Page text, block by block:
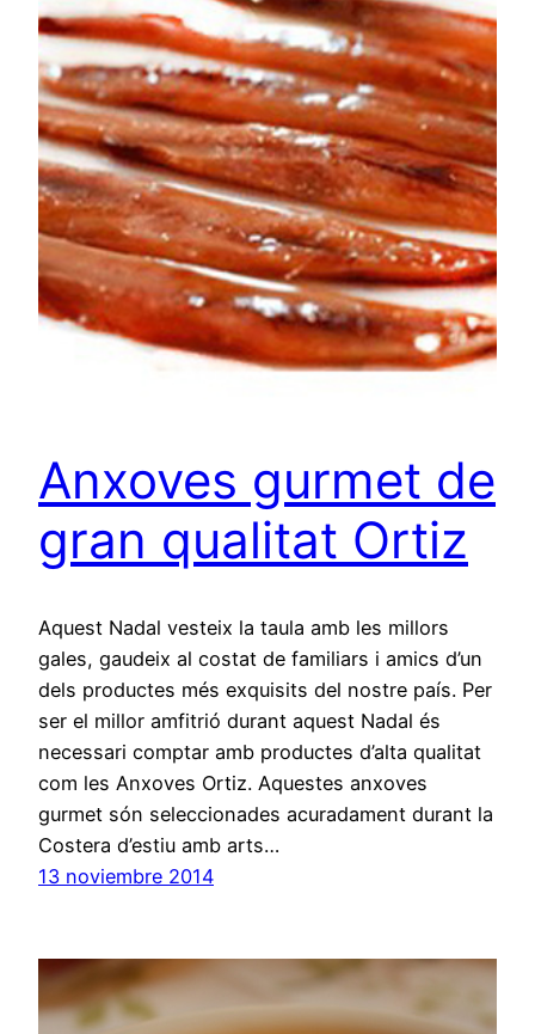
Anxoves gurmet de
gran qualitat Ortiz
Aquest Nadal vesteix la taula amb les millors
gales, gaudeix al costat de familiars i amics d’un
dels productes més exquisits del nostre país. Per
ser el millor amfitrió durant aquest Nadal és
necessari comptar amb productes d’alta qualitat
com les Anxoves Ortiz. Aquestes anxoves
gurmet són seleccionades acuradament durant la
Costera d’estiu amb arts…
13 noviembre 2014